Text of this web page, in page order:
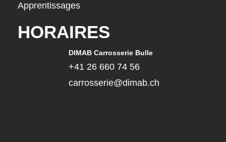
Apprentissages
HORAIRES
DIMAB Carrosserie Bulle
+41 26 660 74 56
carrosserie@dimab.ch